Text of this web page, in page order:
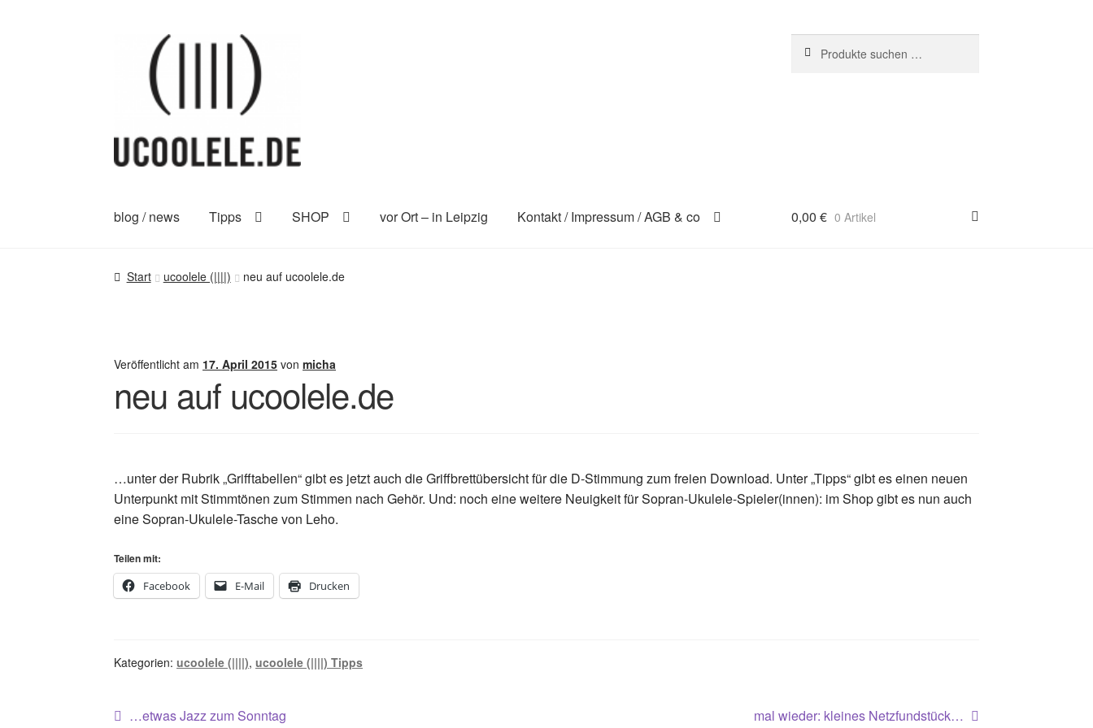
Navigation
springen
springen
nach:
blog / news Tipps SHOP vor Ort – in Leipzig Kontakt / Impressum / AGB & co 0,00 € 0 Artikel
Start ucoolele (||||) neu auf ucoolele.de
Veröffentlicht am 17. April 2015 vonmicha
neu auf ucoolele.de
…unter der Rubrik „Grifftabellen“ gibt es jetzt auch die Griffbrettübersicht für die D-Stimmung zum freien Download. Unter „Tipps“ gibt es einen neuen
Unterpunkt mit Stimmtönen zum Stimmen nach Gehör. Und: noch eine weitere Neuigkeit für Sopran-Ukulele-Spieler(innen): im Shop gibt es nun auch
eine Sopran-Ukulele-Tasche von Leho.
Teilen mit:
Facebook
E-Mail Drucken
Kategorien:ucoolele (||||),ucoolele (||||) Tipps
Beitragsnavigation
Vorheriger
…etwas Jazz zum Sonntag
Nächster
mal wieder: kleines Netzfundstück…